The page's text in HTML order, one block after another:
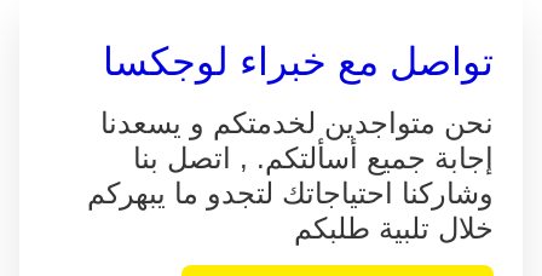
تواصل مع خبراء لوجكسا
نحن متواجدين لخدمتكم و يسعدنا
إجابة جميع أسألتكم. , اتصل بنا
وشاركنا احتياجاتك لتجدو ما يبهركم
خلال تلبية طلبكم